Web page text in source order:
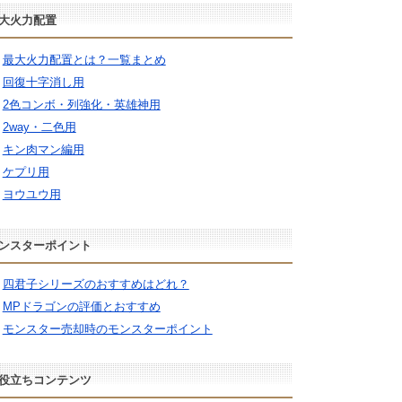
火力配置
最大火力配置とは？一覧まとめ
回復十字消し用
2色コンボ・列強化・英雄神用
2way・二色用
キン肉マン編用
ケプリ用
ヨウユウ用
スターポイント
四君子シリーズのおすすめはどれ？
MPドラゴンの評価とおすすめ
モンスター売却時のモンスターポイント
立ちコンテンツ